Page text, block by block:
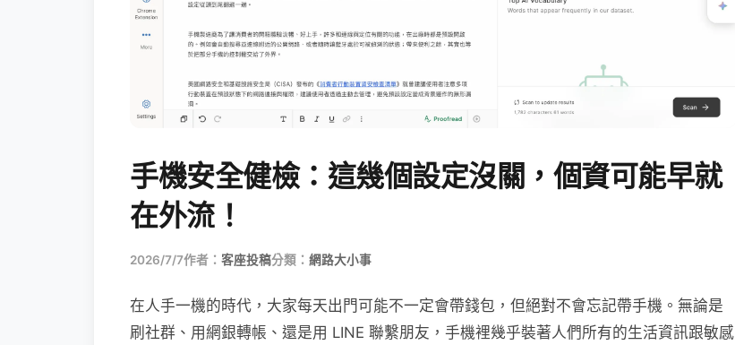
手機安全健檢：這幾個設定沒關，個資可能早就
在外流！
2026/7/7作者： 客座投稿分類： 網路大小事
在人手一機的時代，大家每天出門可能不一定會帶錢包，但絕對不會忘記帶手機。無論是
刷社群、用網銀轉帳、還是用 LINE 聯繫朋友，手機裡幾乎裝著人們所有的生活資訊跟敏感